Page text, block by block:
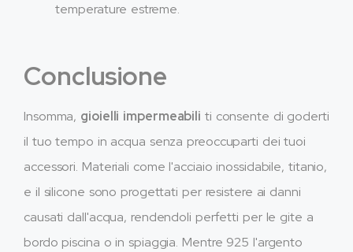
temperature estreme.
Conclusione
Insomma, gioielli impermeabili ti consente di goderti
il ​​tuo tempo in acqua senza preoccuparti dei tuoi
accessori. Materiali come l'acciaio inossidabile, titanio,
e il silicone sono progettati per resistere ai danni
causati dall'acqua, rendendoli perfetti per le gite a
bordo piscina o in spiaggia. Mentre 925 l'argento